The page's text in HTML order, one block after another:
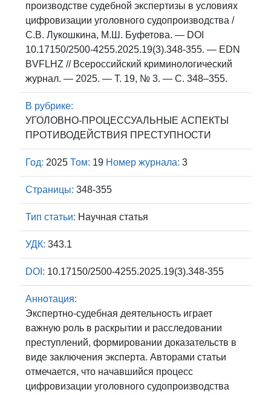
производстве судебной экспертизы в условиях
цифровизации уголовного судопроизводства /
С.В. Лукошкина, М.Ш. Буфетова. — DOI
10.17150/2500-4255.2025.19(3).348-355. — EDN
BVFLHZ // Всероссийский криминологический
журнал. — 2025. — Т. 19, № 3. — С. 348–355.
В рубрике:
УГОЛОВНО-ПРОЦЕССУАЛЬНЫЕ АСПЕКТЫ
ПРОТИВОДЕЙСТВИЯ ПРЕСТУПНОСТИ
Год: 2025 Том: 19 Номер журнала: 3
Страницы: 348-355
Тип статьи: Научная статья
УДК: 343.1
DOI: 10.17150/2500-4255.2025.19(3).348-355
Аннотация:
Экспертно-судебная деятельность играет
важную роль в раскрытии и расследовании
преступлений, формировании доказательств в
виде заключения эксперта. Авторами статьи
отмечается, что начавшийся процесс
цифровизации уголовного судопроизводства